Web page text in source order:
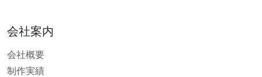
会社案内
会社概要
制作実績